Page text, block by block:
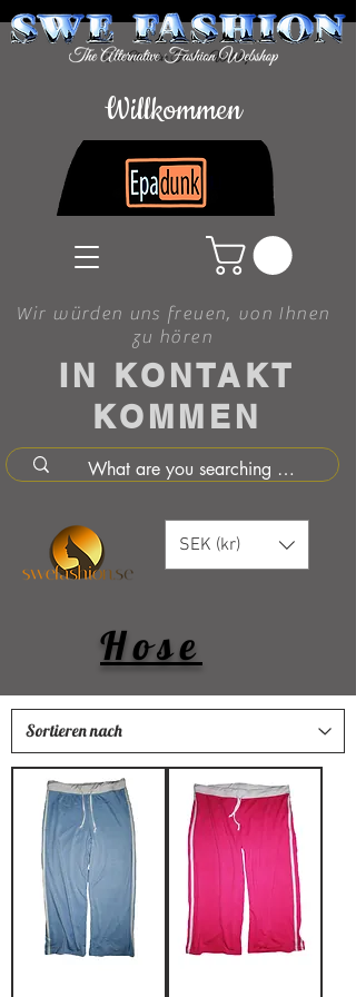
IN KONTAKT
KOMMEN
Wir würden uns freuen, von Ihnen
zu hören
Willkommen
SEK (kr)
Hose